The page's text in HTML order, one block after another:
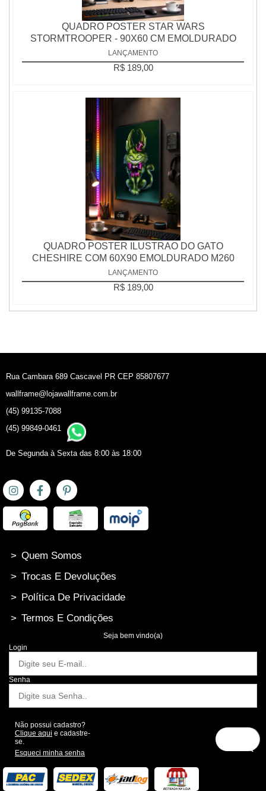
QUADRO POSTER STAR WARS
STORMTROOPER - 90X60 CM EMOLDURADO
LANÇAMENTO
R$ 189,00
QUADRO POSTER ILUSTRAO DO GATO
CHESHIRE COM 60X90 EMOLDURADO M260
LANÇAMENTO
R$ 189,00
Rua Cambara 689 Cascavel PR CEP 85807677
wallframe@lojawallframe.com.br
(45) 99135-7088
(45) 99849-0461
De Segunda à Sexta das 8:00 às 18:00
> Quem Somos
> Trocas E Devoluções
> Política De Privacidade
> Termos E Condições
Seja bem vindo(a)
Login
Senha
Não possui cadastro?
Clique aqui e cadastre-
se.
Esqueci minha senha